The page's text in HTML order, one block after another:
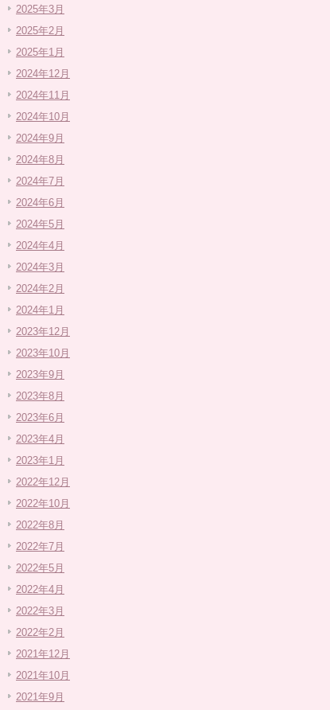
2025年3月
2025年2月
2025年1月
2024年12月
2024年11月
2024年10月
2024年9月
2024年8月
2024年7月
2024年6月
2024年5月
2024年4月
2024年3月
2024年2月
2024年1月
2023年12月
2023年10月
2023年9月
2023年8月
2023年6月
2023年4月
2023年1月
2022年12月
2022年10月
2022年8月
2022年7月
2022年5月
2022年4月
2022年3月
2022年2月
2021年12月
2021年10月
2021年9月